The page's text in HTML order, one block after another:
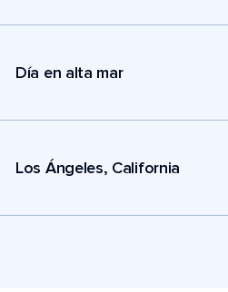
Día en alta mar
Los Ángeles, California